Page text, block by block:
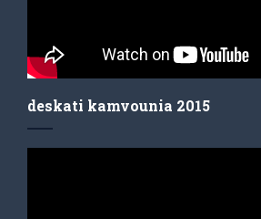
deskati kamvounia 2015